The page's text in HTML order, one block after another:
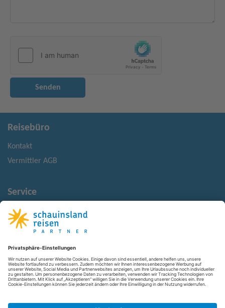
Senden
Reisebüro
Kontakt
Vermittler AGB
Service
Reisemonitor
Reisehinweise
Rechtliches
Impressum
Barrierefreiheit